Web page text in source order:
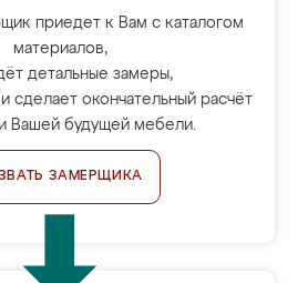
приедет к Вам с каталогом
материалов,
детальные замеры,
сделает окончательный расчёт
Вашей будущей мебели.
ЗАМЕРЩИКА